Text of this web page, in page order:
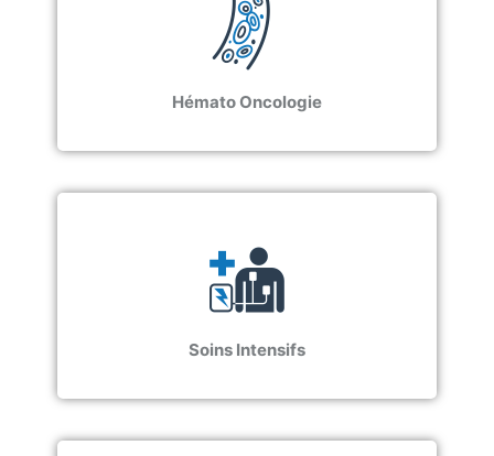
Hémato Oncologie
Soins Intensifs